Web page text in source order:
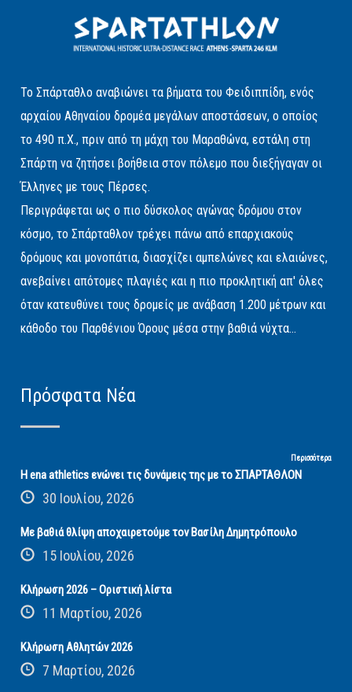
Το Σπάρταθλο αναβιώνει τα βήματα του Φειδιππίδη, ενός
αρχαίου Αθηναίου δρομέα μεγάλων αποστάσεων, ο οποίος
το 490 π.Χ., πριν από τη μάχη του Μαραθώνα, εστάλη στη
Σπάρτη να ζητήσει βοήθεια στον πόλεμο που διεξήγαγαν οι
Έλληνες με τους Πέρσες.
Περιγράφεται ως ο πιο δύσκολος αγώνας δρόμου στον
κόσμο, το Σπάρταθλον τρέχει πάνω από επαρχιακούς
δρόμους και μονοπάτια, διασχίζει αμπελώνες και ελαιώνες,
ανεβαίνει απότομες πλαγιές και η πιο προκλητική απ' όλες
όταν κατευθύνει τους δρομείς με ανάβαση 1.200 μέτρων και
κάθοδο του Παρθένιου Όρους μέσα στην βαθιά νύχτα...
Πρόσφατα Νέα
Περισσότερα
Η ena athletics ενώνει τις δυνάμεις της με το ΣΠΑΡΤΑΘΛΟΝ
30 Ιουλίου, 2026
Με βαθιά θλίψη αποχαιρετούμε τον Βασίλη Δημητρόπουλο
15 Ιουλίου, 2026
Κλήρωση 2026 – Οριστική λίστα
11 Μαρτίου, 2026
Κλήρωση Αθλητών 2026
7 Μαρτίου, 2026